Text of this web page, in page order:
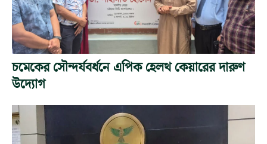
চমেকের সৌন্দর্যবর্ধনে এপিক হেলথ কেয়ারের দারুণ
উদ্যোগ